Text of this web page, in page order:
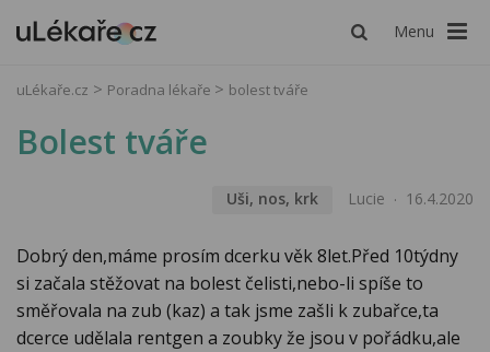
Menu
uLékaře.cz Poradna lékaře bolest tváře
Bolest tváře
Uši, nos, krk Lucie 16.4.2020
Dobrý den,máme prosím dcerku věk 8let.Před 10týdny
si začala stěžovat na bolest čelisti,nebo-li spíše to
směřovala na zub (kaz) a tak jsme zašli k zubařce,ta
dcerce udělala rentgen a zoubky že jsou v pořádku,ale